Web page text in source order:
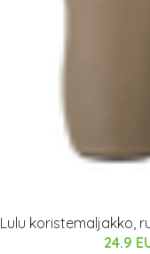
Lulu koristemaljakko,
24.9